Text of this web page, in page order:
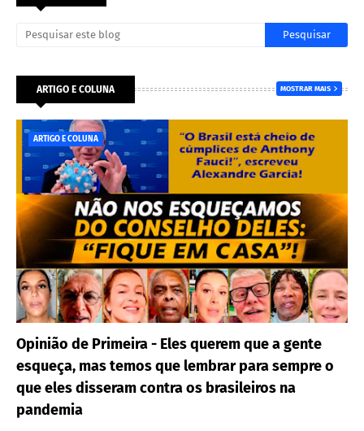
ARTIGO E COLUNA MOSTRAR MAIS
ARTIGO E COLUNA
Opinião de Primeira - Eles querem que a gente
esqueça, mas temos que lembrar para sempre o
que eles disseram contra os brasileiros na
pandemia